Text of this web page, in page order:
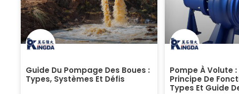
Guide Du Pompage Des Boues :
Types, Systèmes Et Défis
Pompe À Volute
Principe De
Types Et Guide